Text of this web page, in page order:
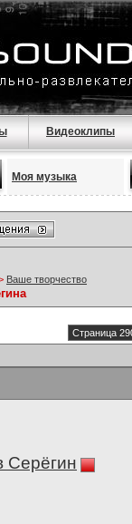
Видеоклипы
Моя музыка
Ваше творчество
Страница
Серёгин